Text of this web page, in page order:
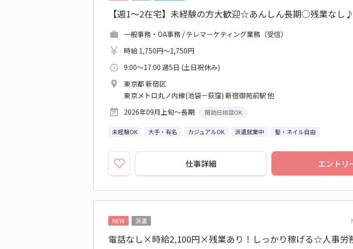
【週1～2在宅】未経験の方大歓迎☆あんしん長期○残業なし♪
一般事務・OA事務 / テレマーケティング業務（受信）
時給 1,750円～1,750円
9:00～17:00 週5日 (土日祝休み)
東京都 新宿区
東京メトロ丸ノ内線(池袋－荻窪) 新宿御苑前駅 他
2026年09月上旬～長期
開始日相談OK
未経験OK 大手・有名 カジュアルOK 派遣就業中 髪・ネイル自由
仕事詳細 エントリ
NEW 派遣
電話なし×時給2,100円×残業あり！しっかり稼げる☆人事労